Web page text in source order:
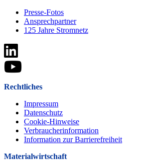
Presse-Fotos
Ansprechpartner
125 Jahre Stromnetz
Rechtliches
Impressum
Datenschutz
Cookie-Hinweise
Verbraucherinformation
Information zur Barrierefreiheit
Materialwirtschaft